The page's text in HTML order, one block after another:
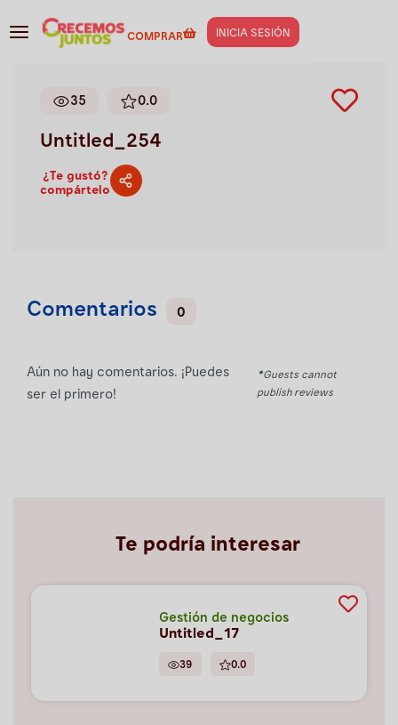
COMPRAR INICIA SESIÓN
Gestión de negocios>Untitled_254
35 0.0
Untitled_254
¿Te gustó?
compártelo
Comentarios 0
Aún no hay comentarios. ¡Puedes
ser el primero!
*Guests cannot
publish reviews
Te podría interesar
Gestión de negocios
Untitled_17
39 0.0